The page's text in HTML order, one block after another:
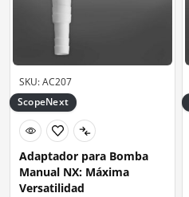
SKU: AC207
ScopeNext
Adaptador para Bomba
Manual NX: Máxima
Versatilidad